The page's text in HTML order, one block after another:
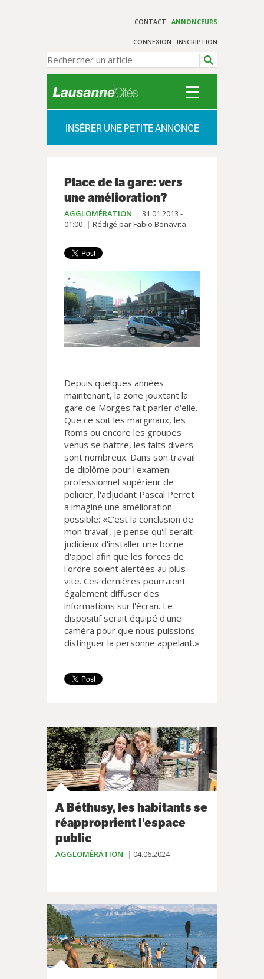
CONTACT ANNONCEURS
CONNEXION INSCRIPTION
INSÉRER UNE PETITE ANNONCE
Place de la gare: vers
une amélioration?
AGGLOMÉRATION
31.01.2013 -
01:00
Rédigé par Fabio Bonavita
Depuis quelques années
maintenant, la zone jouxtant la
gare de Morges fait parler d'elle.
Que ce soit les marginaux, les
Roms ou encore les groupes
venus se battre, les faits divers
sont nombreux. Dans son travail
de diplôme pour l'examen
professionnel supérieur de
policier, l'adjudant Pascal Perret
a imaginé une amélioration
possible: «C'est la conclusion de
mon travail, je pense qu'il serait
judicieux d'installer une borne
d'appel afin que les forces de
l'ordre soient alertées au plus
vite. Ces dernières pourraient
également diffuser des
informations sur l'écran. Le
dispositif serait équipé d'une
caméra pour que nous puissions
distinguer la personne appelant.»
A Béthusy, les habitants se
réapproprient l'espace
public
AGGLOMÉRATION 04.06.2024